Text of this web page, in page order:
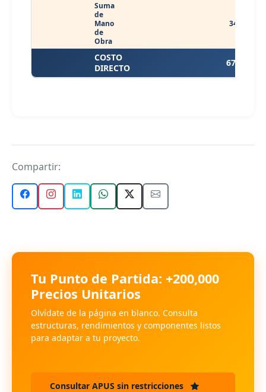
Suma
de
Mano
de
Obra
34.11
COSTO
DIRECTO
67.73
Compartir:
Tu Punto de Partida: +200,000
Precios Unitarios
Olvídate de la página en blanco. Consulta
estructuras, rendimientos y componentes listos
para adaptar a tu proyecto.
Consultar APUS sin restricciones